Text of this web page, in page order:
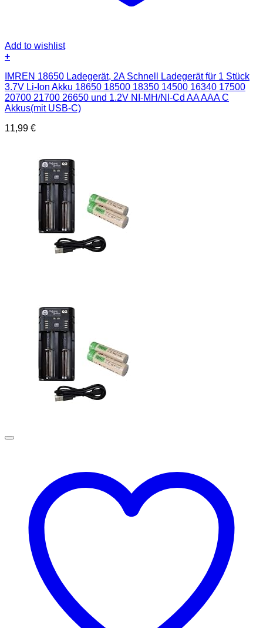
Add to wishlist
+
IMREN 18650 Ladegerät, 2A Schnell Ladegerät für 1 Stück
3.7V Li-Ion Akku 18650 18500 18350 14500 16340 17500
20700 21700 26650 und 1.2V NI-MH/NI-Cd AA AAA C
Akkus(mit USB-C)
11,99 €